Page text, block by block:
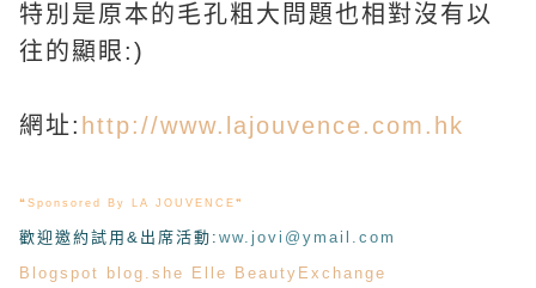
特別是原本的毛孔粗大問題也相對沒有以
往的顯眼:)
網址: http://www.lajouvence.com.hk
❝Sponsored By LA JOUVENCE❞
歡迎邀約試用&出席活動 : ww.jovi@ymail.com
Blogspot
blog.she Elle
BeautyExchange